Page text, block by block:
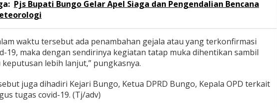
Pjs Bupati Bungo Gelar Apel Siaga dan Pengendalian Bencana
waktu tersebut ada penambahan gejala atau yang terkonfirmasi
19, maka dengan sendirinya kegiatan tatap muka dihentikan sambil
lebih lanjut,” pungkasnya.
juga dihadiri Kejari Bungo, Ketua DPRD Bungo, Kepala OPD terkait
tugas covid-19. (Tj/adv)